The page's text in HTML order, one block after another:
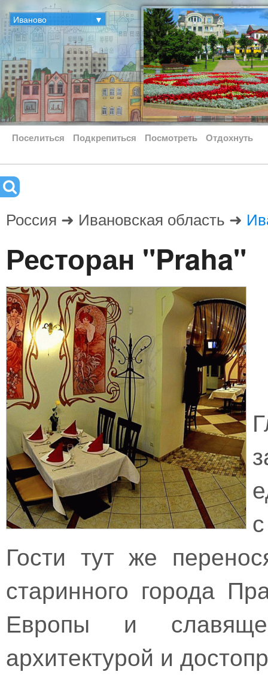
Иваново ▼
Поселиться Подкрепиться Посмотреть Отдохнуть
Россия ➜ Ивановская область ➜
Ресторан "Praha"
Гости тут же
старинного города
Европы и
архитектурой и